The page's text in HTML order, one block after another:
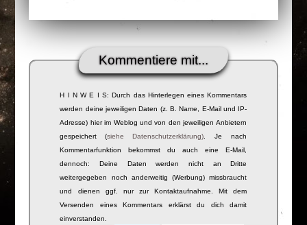
Kommentiere mit...
H I N W E I S: Durch das Hinterlegen eines Kommentars
werden deine jeweiligen Daten (z. B. Name, E-Mail und IP-
Adresse) hier im Weblog und von den jeweiligen Anbietern
gespeichert (siehe Datenschutzerklärung) . Je nach
Kommentarfunktion bekommst du auch eine E-Mail,
dennoch: Deine Daten werden nicht an Dritte
weitergegeben noch anderweitig (Werbung) missbraucht
und dienen ggf. nur zur Kontaktaufnahme. Mit dem
Versenden eines Kommentars erklärst du dich damit
einverstanden.